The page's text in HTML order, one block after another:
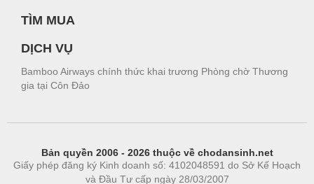
TÌM MUA
DỊCH VỤ
Bamboo Airways chính thức khai trương Phòng chờ Thương
gia tại Côn Đảo
Bản quyền 2006 - 2026 thuộc về chodansinh.net
Giấy phép đăng ký Kinh doanh số: 4102048591 do Sở Kế Hoạch
và Đầu Tư cấp ngày 28/03/2007